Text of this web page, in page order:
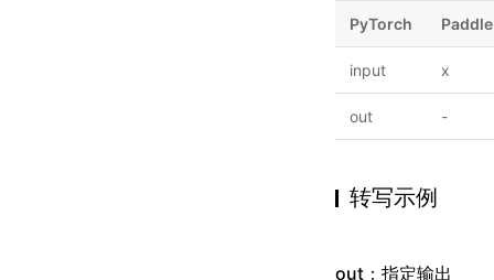
PyTorch
input x
out -
转写示例
out：指定输出